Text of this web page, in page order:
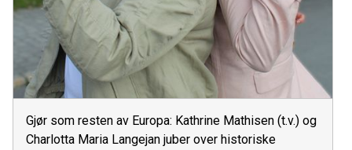
Gjør som resten av Europa: Kathrine Mathisen (t.v.) og
Charlotta Maria Langejan juber over historiske